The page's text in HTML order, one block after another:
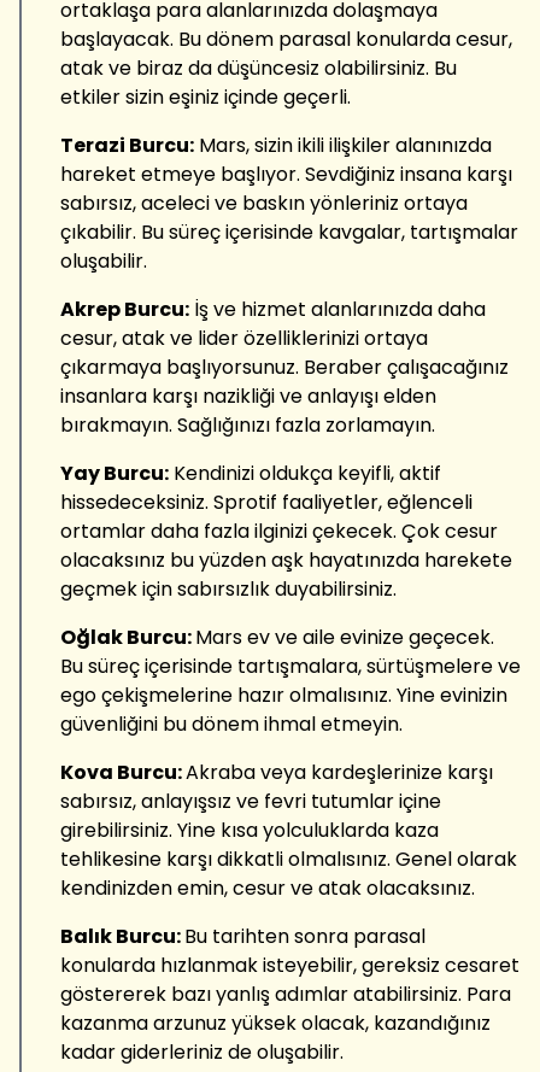
ortaklaşa para alanlarınızda dolaşmaya
başlayacak. Bu dönem parasal konularda cesur,
atak ve biraz da düşüncesiz olabilirsiniz. Bu
etkiler sizin eşiniz içinde geçerli.
Terazi Burcu: Mars, sizin ikili ilişkiler alanınızda
hareket etmeye başlıyor. Sevdiğiniz insana karşı
sabırsız, aceleci ve baskın yönleriniz ortaya
çıkabilir. Bu süreç içerisinde kavgalar, tartışmalar
oluşabilir.
Akrep Burcu: İş ve hizmet alanlarınızda daha
cesur, atak ve lider özelliklerinizi ortaya
çıkarmaya başlıyorsunuz. Beraber çalışacağınız
insanlara karşı nazikliği ve anlayışı elden
bırakmayın. Sağlığınızı fazla zorlamayın.
Yay Burcu: Kendinizi oldukça keyifli, aktif
hissedeceksiniz. Sprotif faaliyetler, eğlenceli
ortamlar daha fazla ilginizi çekecek. Çok cesur
olacaksınız bu yüzden aşk hayatınızda harekete
geçmek için sabırsızlık duyabilirsiniz.
Oğlak Burcu:Mars ev ve aile evinize geçecek.
Bu süreç içerisinde tartışmalara, sürtüşmelere ve
ego çekişmelerine hazır olmalısınız. Yine evinizin
güvenliğini bu dönem ihmal etmeyin.
Kova Burcu:Akraba veya kardeşlerinize karşı
sabırsız, anlayışsız ve fevri tutumlar içine
girebilirsiniz. Yine kısa yolculuklarda kaza
tehlikesine karşı dikkatli olmalısınız. Genel olarak
kendinizden emin, cesur ve atak olacaksınız.
Balık Burcu:Bu tarihten sonra parasal
konularda hızlanmak isteyebilir, gereksiz cesaret
göstererek bazı yanlış adımlar atabilirsiniz. Para
kazanma arzunuz yüksek olacak, kazandığınız
kadar giderleriniz de oluşabilir.